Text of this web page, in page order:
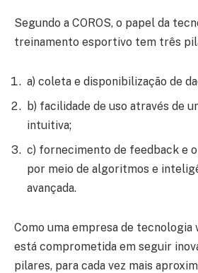
Segundo a COROS, o papel da
treinamento esportivo tem três
a) coleta e disponibilização de
b) facilidade de uso através de
intuitiva;
c) fornecimento de feedback e
por meio de algoritmos e
avançada.
Como uma empresa de tecnologia
está comprometida em seguir
pilares, para cada vez mais